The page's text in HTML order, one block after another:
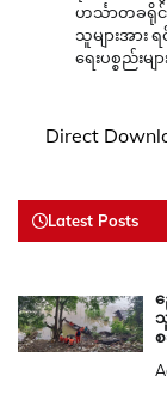
ဟင်္သာတခရိုင်
သူများအား
ရေးပစ္စည်းမျ
Direct
Latest Posts